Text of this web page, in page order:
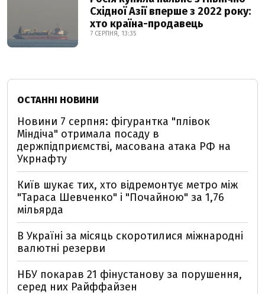
Східної Азії вперше з 2022 року:
хто країна-продавець
7 СЕРПНЯ, 13:35
ОСТАННІ НОВИНИ
Новини 7 серпня: фігурантка "плівок
Міндіча" отримала посаду в
держпідприємстві, масована атака РФ на
Укрнафту
Київ шукає тих, хто відремонтує метро між
"Тараса Шевченко" і "Почайною" за 1,76
мільярда
В Україні за місяць скоротилися міжнародні
валютні резерви
НБУ покарав 21 фінустанову за порушення,
серед них Райффайзен